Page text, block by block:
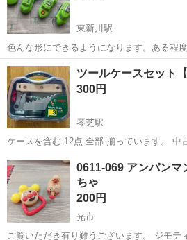
東新川駅
色んな形にできるようになります。ある程
ょうか？よろしくお願いいたします。
山口 宇部市 おもちゃ
ツールケースセット
300円
琴芝駅
ケースを含む 12点 全部 揃っています。 中古品のため ケースにキズが
あります。
山口 宇部市 おもちゃ
0611-069 アンパンマ
ちゃ
200円
光市
ご覧いただき有り難うございます。 ジモティーが連携して運営してい